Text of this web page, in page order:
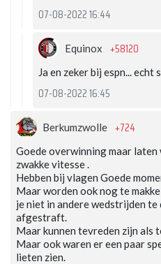
07-08-2022 16:44
Equinox +58120
Ja en zeker bij espn...
07-08-2022 16:45
Berkumzwolle +724
Goede overwinning maar laten
zwakke vitesse .
Hebben bij vlagen Goede
Maar worden ook nog te
je niet in andere wedstrijden
afgestraft.
Maar kunnen tevreden zijn als
Maar ook waren er een paar
lieten zien.